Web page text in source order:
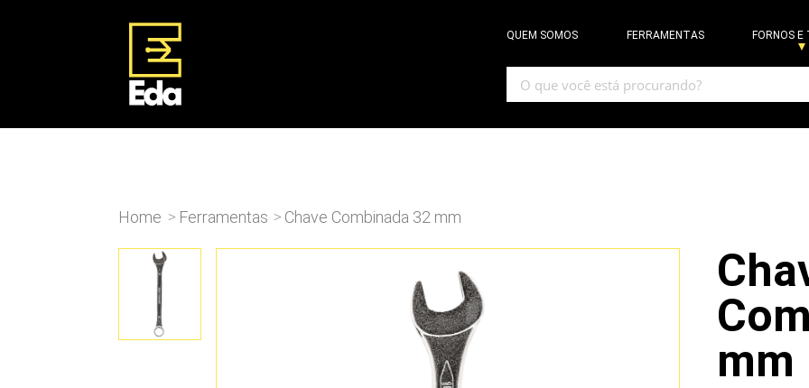
QUEM SOMOS FERRAMENTAS FORNOS E
Home > Ferramentas > Chave Combinada 32 mm
mm